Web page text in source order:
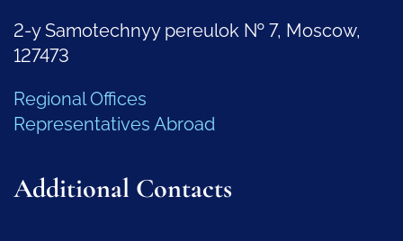
2-y Samotechnyy pereulok № 7, Moscow,
127473
Regional Offices
Representatives Abroad
Additional Contacts